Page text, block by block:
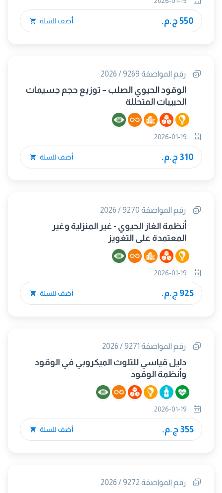
550 ج.م. أضف للسلة
رقم المواصفة 9269 / 2026
الوقود الحيوي الصلب – توزيع حجم جسيمات
الحبيبات المتحللة
310 ج.م. أضف للسلة
رقم المواصفة 9270 / 2026
أنظمة الغاز الحيوي - غير المنزلية وغير
المعتمدة على التغويز
925 ج.م. أضف للسلة
رقم المواصفة 9271 / 2026
دليل قياسي للتلوث الميكروبي في الوقود
وأنظمة الوقود
355 ج.م. أضف للسلة
رقم المواصفة 9272 / 2026